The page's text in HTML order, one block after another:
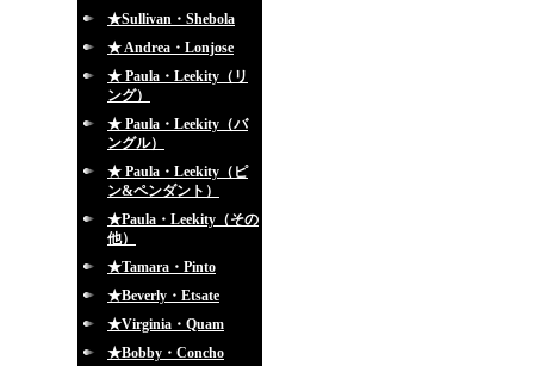
★Sullivan・Shebola
★ Andrea・Lonjose
★ Paula・Leekity（リ
ング）
★ Paula・Leekity（バ
ングル）
★ Paula・Leekity（ピ
ン&ペンダント）
★Paula・Leekity（その
他）
★Tamara・Pinto
★Beverly・Etsate
★Virginia・Quam
★Bobby・Concho